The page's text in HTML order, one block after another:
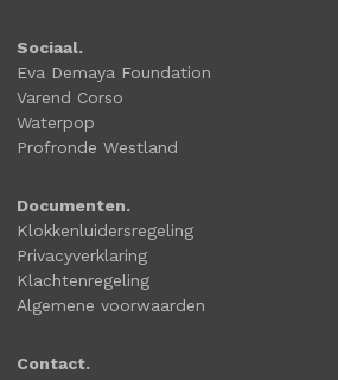
Sociaal.
Eva Demaya Foundation
Varend Corso
Waterpop
Profronde Westland
Documenten.
Klokkenluidersregeling
Privacyverklaring
Klachtenregeling
Algemene voorwaarden
Contact.